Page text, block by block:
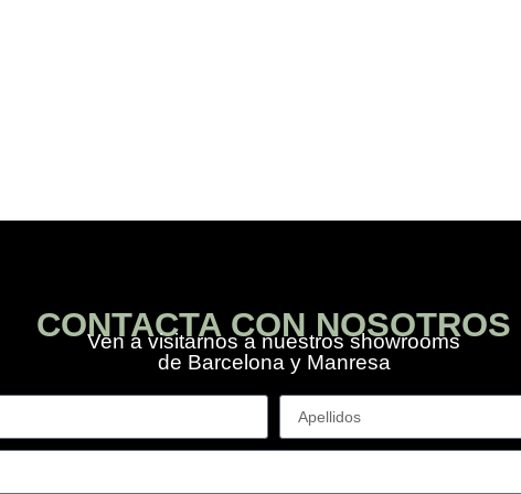
CONTACTA CON NOSOTROS
Ven a visitarnos a nuestros showrooms
de Barcelona y Manresa